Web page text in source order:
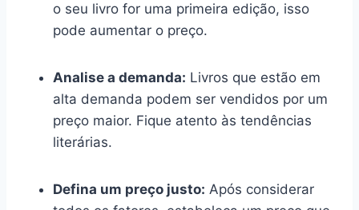
o seu livro for uma primeira edição, isso
pode aumentar o preço.
Analise a demanda: Livros que estão em
alta demanda podem ser vendidos por um
preço maior. Fique atento às tendências
literárias.
Defina um preço justo: Após considerar